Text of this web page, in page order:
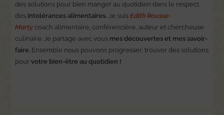
des solutions pour bien manger au quotidien dans le respect
des intolérances alimentaires. Je suisEdith Rousse-
Marty coach alimentaire, conférencière, auteur et chercheuse
culinaire. Je partage avec vous mes découvertes et mes savoir-
faire. Ensemble nous pouvons progresser, trouver des solutions
pour votre bien-être au quotidien !